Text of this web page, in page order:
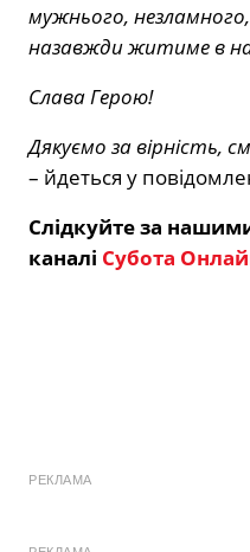
мужнього,
назавжди житиме в
Слава Герою!
Дякуємо за вірність,
– йдеться у
Слідкуйте за
каналі Субота
РЕКЛАМА